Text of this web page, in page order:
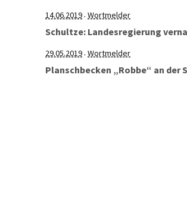
14.06.2019· Wortmelder
Schultze: Landesregierung
29.05.2019· Wortmelder
Planschbecken „Robbe“ an